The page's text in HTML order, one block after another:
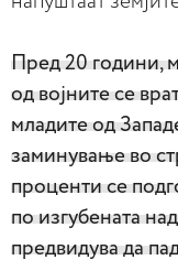
Пред 20 години,
од војните се
младите од
заминување во
проценти се
по изгубената
предвидува да